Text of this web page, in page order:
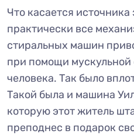
Что касается источника
практически все
стиральных машин
при помощи
человека. Так было
Такой была и машина
которую этот житель
преподнес в подарок